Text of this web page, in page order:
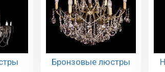
Бронзовые люстры